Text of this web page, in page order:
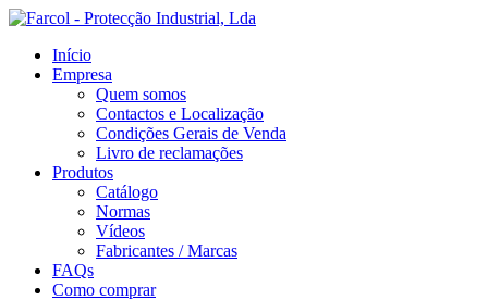
Início
Empresa
Quem somos
Contactos e Localização
Condições Gerais de Venda
Livro de reclamações
Produtos
Catálogo
Normas
Vídeos
Fabricantes / Marcas
FAQs
Como comprar